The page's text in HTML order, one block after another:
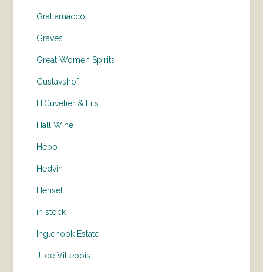
Grattamacco
Graves
Great Women Spirits
Gustavshof
H.Cuvelier & Fils
Hall Wine
Hebo
Hedvin
Hensel
in stock
Inglenook Estate
J. de Villebois